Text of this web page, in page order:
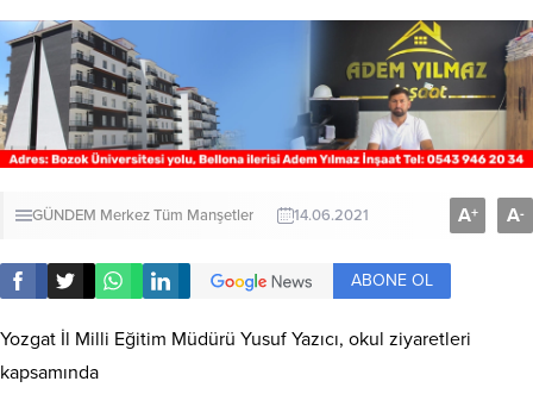
GÜNDEM MerkezTüm Manşetler 14.06.2021 A+ A-
ABONE OL
Yozgat İl Milli Eğitim Müdürü Yusuf Yazıcı, okul ziyaretleri
kapsamında